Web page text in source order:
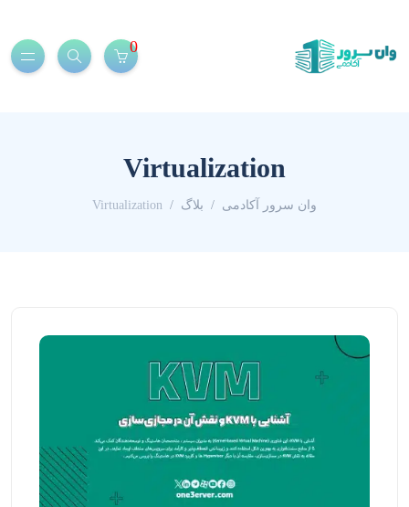
Virtualization
وان سرور آکادمی بلاگ Virtualization